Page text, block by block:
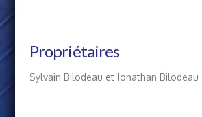
Propriétaires
Sylvain Bilodeau et Jonathan Bilodeau